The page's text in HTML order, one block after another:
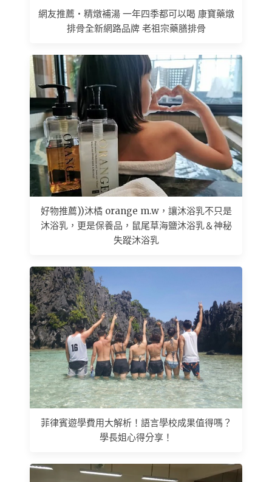
網友推薦 • 精燉補湯 一年四季都可以喝 康寶藥燉
排骨全新網路品牌 老祖宗藥膳排骨
好物推薦))沐橘 orange m.w，讓沐浴乳不只是
沐浴乳，更是保養品，鼠尾草海鹽沐浴乳＆神秘
失蹤沐浴乳
菲律賓遊學費用大解析！語言學校成果值得嗎？
學長姐心得分享！